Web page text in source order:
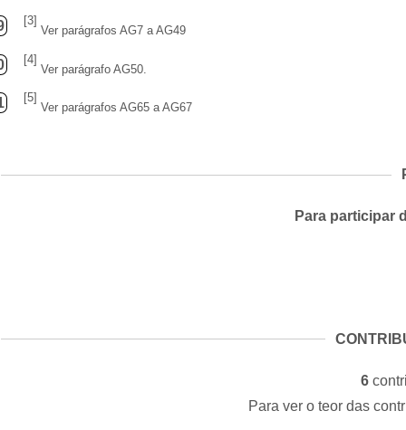
[3]
Ver parágrafos AG7 a AG49
[4]
Ver parágrafo AG50.
[5]
Ver parágrafos AG65 a AG67
Para participar
6
Para ver o teor das